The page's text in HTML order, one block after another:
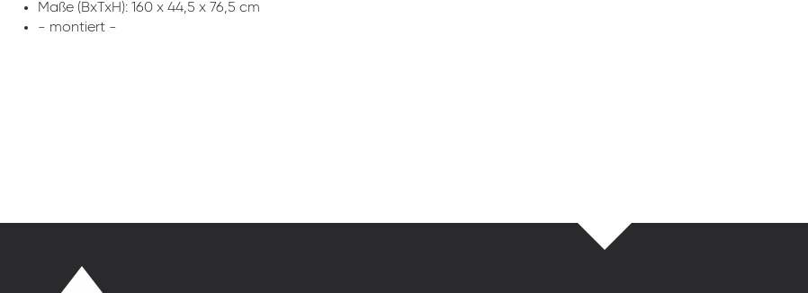
Maße (BxTxH): 160 x 44,5 x 76,5 cm
- montiert -